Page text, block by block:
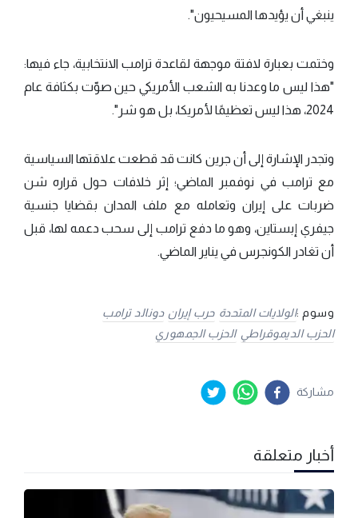
ينبغي أن يؤيدها المسيحيون".
وختمت بعبارة لافتة موجهة لقاعدة ترامب الانتخابية، جاء فيها:
"هذا ليس ما وعدنا به الشعب الأمريكي حين صوّت بكثافة عام
2024، هذا ليس تعظيمًا لأمريكا، بل هو شر".
وتجدر الإشارة إلى أن جرين كانت قد قطعت علاقتها السياسية
مع ترامب في نوفمبر الماضي؛ إثر خلافات حول قراره شن
ضربات على إيران وتعامله مع ملف المدان بقضايا جنسية
جيفري إبستاين، وهو ما دفع ترامب إلى سحب دعمه لها، قبل
أن تغادر الكونجرس في يناير الماضي.
وسوم :الولايات المتحدة حرب إيران دونالد ترامب
الحزب الديموقراطي الحزب الجمهوري
مشاركة
أخبار متعلقة